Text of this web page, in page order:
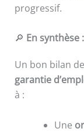
progressif.
🔎 En synthèse :
Un bon bilan
garantie
à :
Une